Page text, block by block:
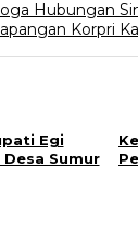
Hubungan
Korpri
Egi
Sumur